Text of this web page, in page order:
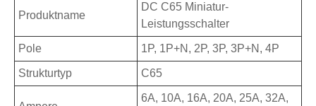
Produktname
DC C65 Miniatur-
Leistungsschalter
Pole 1P, 1P+N, 2P, 3P, 3P+N, 4P
Strukturtyp C65
6A, 10A, 16A, 20A, 25A, 32A,